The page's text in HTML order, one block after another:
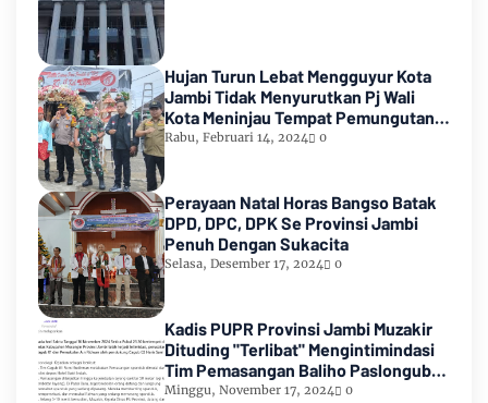
Hujan Turun Lebat Mengguyur Kota
Jambi Tidak Menyurutkan Pj Wali
Kota Meninjau Tempat Pemungutan
Suara Pemilu 2024
Rabu, Februari 14, 2024 0
Perayaan Natal Horas Bangso Batak
DPD, DPC, DPK Se Provinsi Jambi
Penuh Dengan Sukacita
Selasa, Desember 17, 2024 0
Kadis PUPR Provinsi Jambi Muzakir
Dituding "Terlibat" Mengintimindasi
Tim Pemasangan Baliho Paslongub
Romi-Sudirman
Minggu, November 17, 2024 0